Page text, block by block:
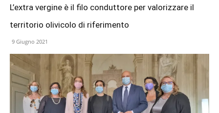
L’extra vergine è il filo conduttore per valorizzare il
territorio olivicolo di riferimento
9 Giugno 2021